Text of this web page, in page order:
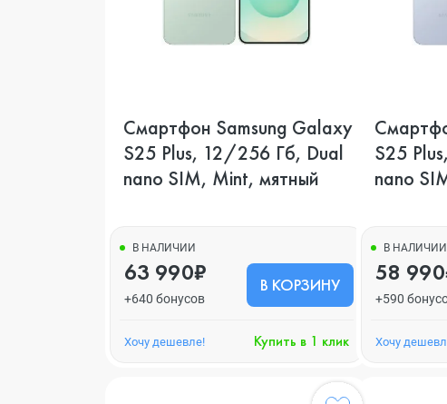
Смартфон Samsung Galaxy
S25 Plus, 12/256 Гб, Dual
nano SIM, Mint, мятный
В НАЛИЧИИ
63 990₽
+640 бонусов
В КОРЗИНУ
Хочу дешевле! Купить в 1 клик
S25
nano
В НАЛИЧИИ
58
+590
Хочу